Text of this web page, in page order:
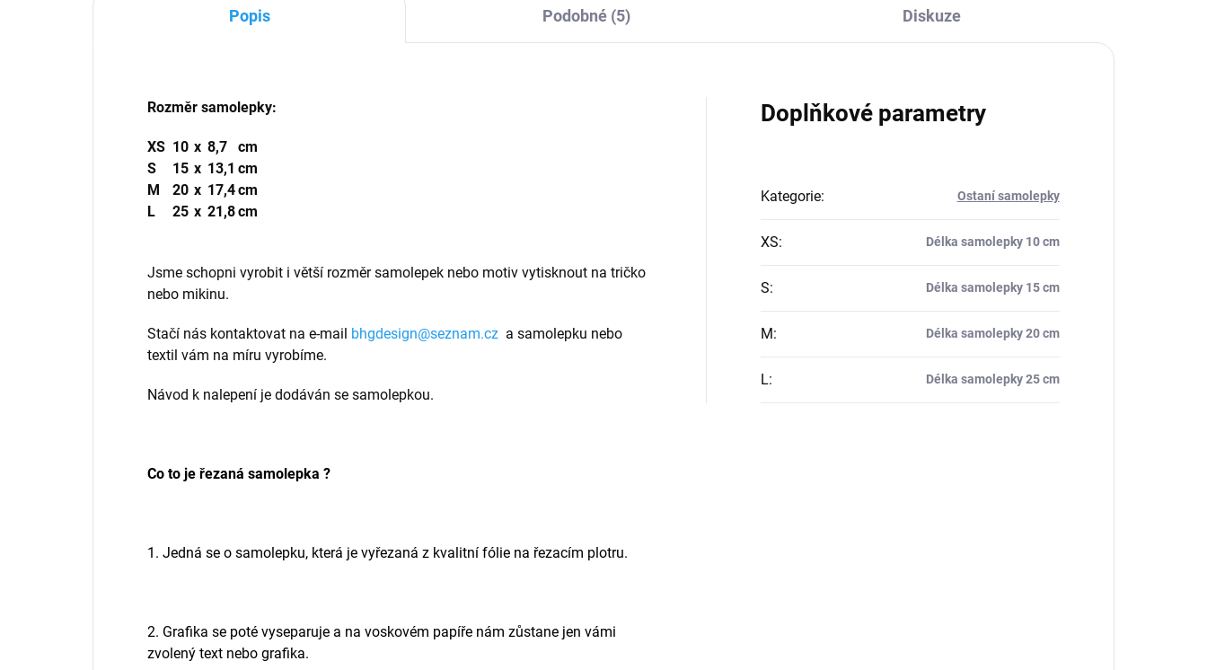
Popis Podobné (5) Diskuze
Rozměr samolepky:
XS 10 x 8,7
cm
S
15 x 13,1 cm
M
20 x 17,4cm
L
25 x 21,8cm
Jsme schopni vyrobit i větší rozměr samolepek nebo motiv vytisknout na tričko
nebo mikinu.
Stačí nás kontaktovat na e-mail bhgdesign@seznam.cz a samolepku nebo
textil vám na míru vyrobíme.
Návod k nalepení je dodáván se samolepkou.
Co to je řezaná samolepka ?
1. Jedná se o samolepku, která je vyřezaná z kvalitní fólie na řezacím plotru.
2. Grafika se poté vyseparuje a na voskovém papíře nám zůstane jen vámi
zvolený text nebo grafika.
Doplňkové parametry
Kategorie: Ostaní samolepky
XS: Délka samolepky 10 cm
S: Délka samolepky 15 cm
M: Délka samolepky 20 cm
L: Délka samolepky 25 cm